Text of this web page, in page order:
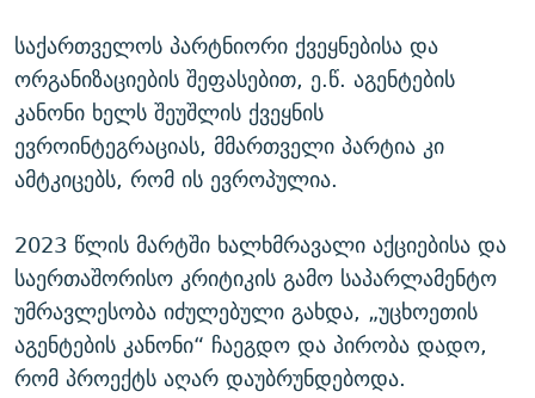
საქართველოს პარტნიორი ქვეყნებისა და
ორგანიზაციების შეფასებით, ე.წ. აგენტების
კანონი ხელს შეუშლის ქვეყნის
ევროინტეგრაციას, მმართველი პარტია კი
ამტკიცებს, რომ ის ევროპულია.
2023 წლის მარტში ხალხმრავალი აქციებისა და
საერთაშორისო კრიტიკის გამო საპარლამენტო
უმრავლესობა იძულებული გახდა, „უცხოეთის
აგენტების კანონი“ ჩაეგდო და პირობა დადო,
რომ პროექტს აღარ დაუბრუნდებოდა.